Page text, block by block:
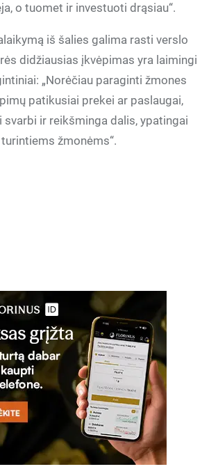
o tuomet ir investuoti drąsiau“.
iš šalies galima rasti verslo
didžiausias įkvėpimas yra laimingi
„Norėčiau paraginti žmones
patikusiai prekei ar paslaugai,
svarbi ir reikšminga dalis, ypatingai
žmonėms“.